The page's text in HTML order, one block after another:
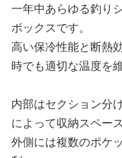
一年中あらゆる釣り
ボックスです。
高い保冷性能と断熱
時でも適切な温度を
内部はセクション分
によって収納スペー
外側には複数のポケ